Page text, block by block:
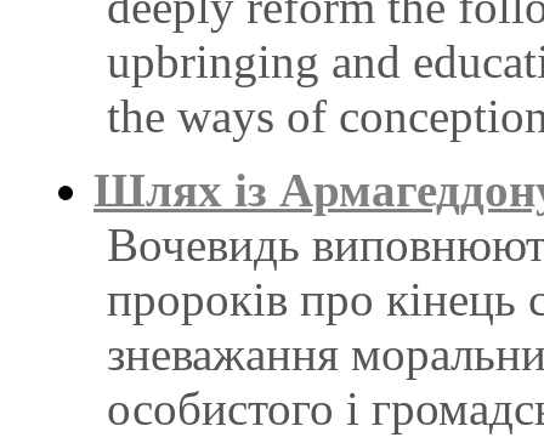
upbringing and
the ways of
Шлях iз
Вочевидь
пророкiв про кiнець
зневажання
особистого i